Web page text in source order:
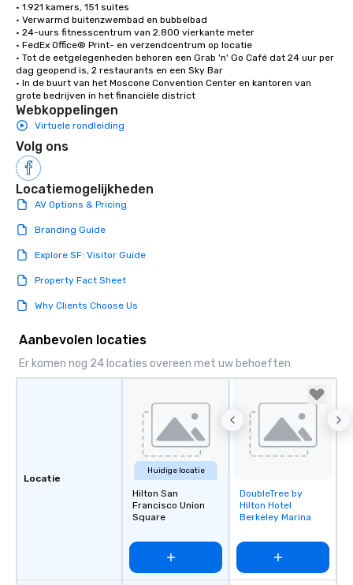
• 1.921 kamers, 151 suites
• Verwarmd buitenzwembad en bubbelbad
• 24-uurs fitnesscentrum van 2.800 vierkante meter
• FedEx Office® Print- en verzendcentrum op locatie
• Tot de eetgelegenheden behoren een Grab 'n' Go Café dat 24 uur per
dag geopend is, 2 restaurants en een Sky Bar
• In de buurt van het Moscone Convention Center en kantoren van
grote bedrijven in het financiële district
Webkoppelingen
Virtuele rondleiding
Volg ons
Locatiemogelijkheden
AV Options & Pricing
Branding Guide
Explore SF: Visitor Guide
Property Fact Sheet
Why Clients Choose Us
Aanbevolen locaties
Er komen nog 24 locaties overeen met uw behoeften
Locatie
Huidige locatie
Hilton San
Francisco Union
Square
Removed from
favorites
DoubleTree by
Hilton Hotel
Berkeley Marina